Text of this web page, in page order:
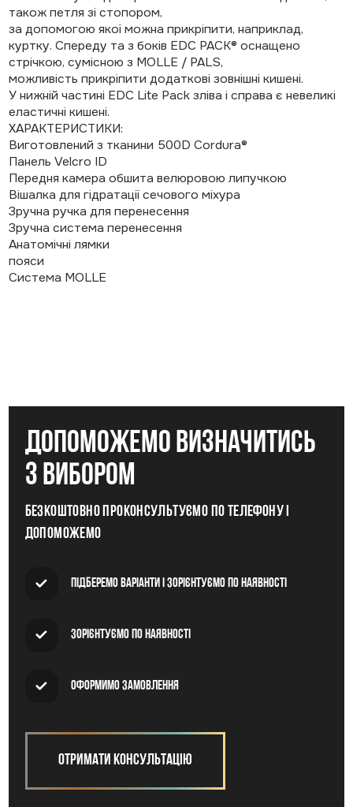
також петля зі стопором,
за допомогою якої можна прикріпити, наприклад,
куртку. Спереду та з боків EDC PACK® оснащено
стрічкою, сумісною з MOLLE / PALS,
можливість прикріпити додаткові зовнішні кишені.
У нижній частині EDC Lite Pack зліва і справа є невеликі
еластичні кишені.
ХАРАКТЕРИСТИКИ:
Виготовлений з тканини 500D Cordura®
Панель Velcro ID
Передня камера обшита велюровою липучкою
Вішалка для гідратації сечового міхура
Зручна ручка для перенесення
Зручна система перенесення
Анатомічні лямки
пояси
Система MOLLE
допоможемо визначитись
з вибором
Безкоштовно проконсультуємо по телефону і
допоможемо
Підберемо варіанти і зорієнтуємо по наявності
Зорієнтуємо по наявності
Оформимо замовлення
Отримати консультацію